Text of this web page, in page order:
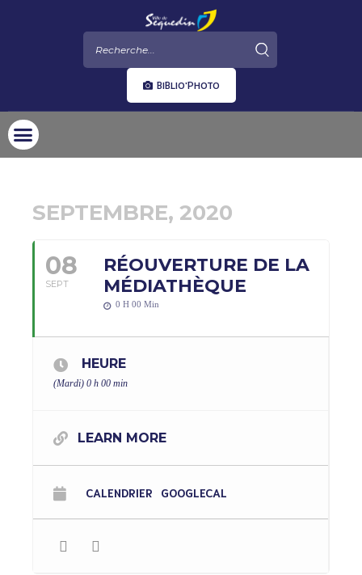
BIBLIO'PHOTO
SEPTEMBRE, 2020
08
SEPT
RÉOUVERTURE DE LA
MÉDIATHÈQUE
0 H 00 Min
HEURE
(Mardi) 0 h 00 min
LEARN MORE
CALENDRIER GOOGLECAL